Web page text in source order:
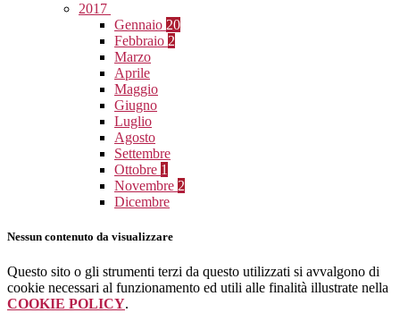
2017
Gennaio 20
Febbraio 2
Marzo
Aprile
Maggio
Giugno
Luglio
Agosto
Settembre
Ottobre 1
Novembre 2
Dicembre
Nessun contenuto da visualizzare
Questo sito o gli strumenti terzi da questo utilizzati si avvalgono di
cookie necessari al funzionamento ed utili alle finalità illustrate nella
COOKIE POLICY.